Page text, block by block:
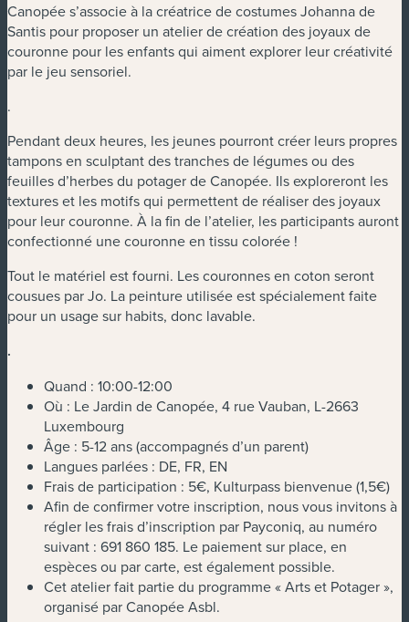
Canopée s’associe à la créatrice de costumes Johanna de
Santis pour proposer un atelier de création des joyaux de
couronne pour les enfants qui aiment explorer leur créativité
par le jeu sensoriel.
.
Pendant deux heures, les jeunes pourront créer leurs propres
tampons en sculptant des tranches de légumes ou des
feuilles d’herbes du potager de Canopée. Ils exploreront les
textures et les motifs qui permettent de réaliser des joyaux
pour leur couronne. À la fin de l’atelier, les participants auront
confectionné une couronne en tissu colorée !
Tout le matériel est fourni. Les couronnes en coton seront
cousues par Jo. La peinture utilisée est spécialement faite
pour un usage sur habits, donc lavable.
.
Quand : 10:00-12:00
Où : Le Jardin de Canopée, 4 rue Vauban, L-2663
Luxembourg
Âge : 5-12 ans (accompagnés d’un parent)
Langues parlées : DE, FR, EN
Frais de participation : 5€, Kulturpass bienvenue (1,5€)
Afin de confirmer votre inscription, nous vous invitons à
régler les frais d’inscription par Payconiq, au numéro
suivant : 691 860 185. Le paiement sur place, en
espèces ou par carte, est également possible.
Cet atelier fait partie du programme « Arts et Potager »,
organisé par Canopée Asbl.